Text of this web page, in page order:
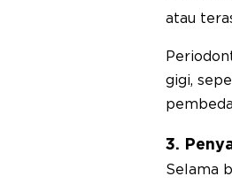
atau
gigi,
3.
Selama